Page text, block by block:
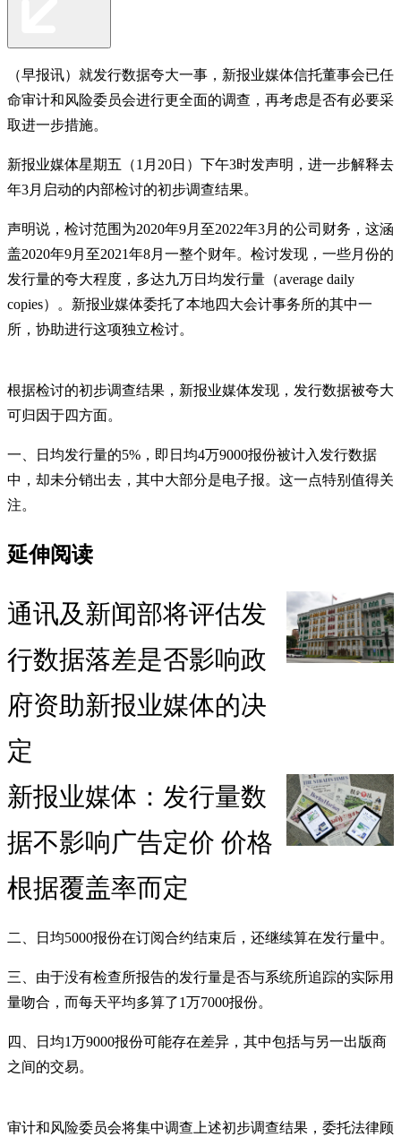
（早报讯）就发行数据夸大一事，新报业媒体信托董事会已任
命审计和风险委员会进行更全面的调查，再考虑是否有必要采
取进一步措施。
新报业媒体星期五（1月20日）下午3时发声明，进一步解释去
年3月启动的内部检讨的初步调查结果。
声明说，检讨范围为2020年9月至2022年3月的公司财务，这涵
盖2020年9月至2021年8月一整个财年。检讨发现，一些月份的
发行量的夸大程度，多达九万日均发行量（average daily
copies）。新报业媒体委托了本地四大会计事务所的其中一
所，协助进行这项独立检讨。
根据检讨的初步调查结果，新报业媒体发现，发行数据被夸大
可归因于四方面。
一、日均发行量的5%，即日均4万9000报份被计入发行数据
中，却未分销出去，其中大部分是电子报。这一点特别值得关
注。
延伸阅读
通讯及新闻部将评估发
行数据落差是否影响政
府资助新报业媒体的决
定
新报业媒体：发行量数
据不影响广告定价 价格
根据覆盖率而定
二、日均5000报份在订阅合约结束后，还继续算在发行量中。
三、由于没有检查所报告的发行量是否与系统所追踪的实际用
量吻合，而每天平均多算了1万7000报份。
四、日均1万9000报份可能存在差异，其中包括与另一出版商
之间的交易。
审计和风险委员会将集中调查上述初步调查结果，委托法律顾